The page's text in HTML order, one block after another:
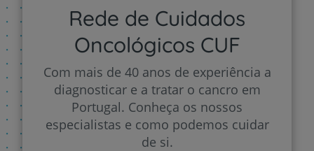
Rede de Cuidados
Oncológicos CUF
Com mais de 40 anos de experiência a
diagnosticar e a tratar o cancro em
Portugal. Conheça os nossos
especialistas e como podemos cuidar
de si.